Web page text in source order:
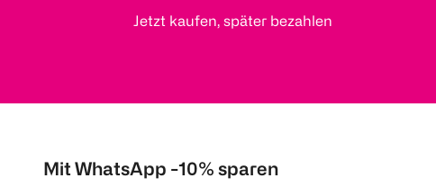
Jetzt kaufen, später bezahlen
Mit WhatsApp -10% sparen